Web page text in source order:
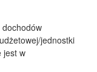
jednostki
jest w